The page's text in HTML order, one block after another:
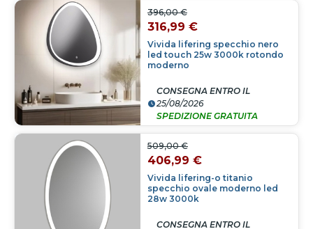
Vivida lifering specchio nero
led touch 25w 3000k rotondo
moderno
396,00 €
316,99 €
CONSEGNA ENTRO IL
25/08/2026
SPEDIZIONE GRATUITA
Vivida lifering-o titanio
specchio ovale moderno led
28w 3000k
509,00 €
406,99 €
CONSEGNA ENTRO IL